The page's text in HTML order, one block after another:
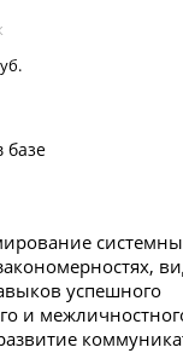
базе
успешного
и